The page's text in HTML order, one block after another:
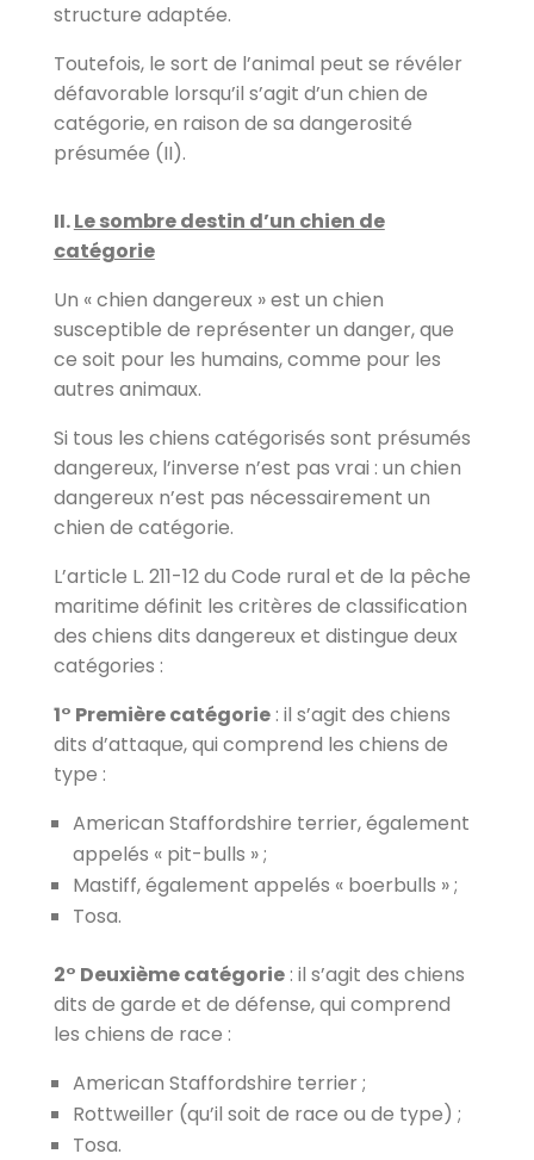
structure adaptée.
Toutefois, le sort de l’animal peut se révéler
défavorable lorsqu’il s’agit d’un chien de
catégorie, en raison de sa dangerosité
présumée (II).
II.Le sombre destin d’un chien de
catégorie
Un « chien dangereux » est un chien
susceptible de représenter un danger, que
ce soit pour les humains, comme pour les
autres animaux.
Si tous les chiens catégorisés sont présumés
dangereux, l’inverse n’est pas vrai : un chien
dangereux n’est pas nécessairement un
chien de catégorie.
L’article L. 211-12 du Code rural et de la pêche
maritime définit les critères de classification
des chiens dits dangereux et distingue deux
catégories :
1° Première catégorie: il s’agit des chiens
dits d’attaque, qui comprend les chiens de
type :
American Staffordshire terrier, également
appelés « pit-bulls » ;
Mastiff, également appelés « boerbulls » ;
Tosa.
2° Deuxième catégorie: il s’agit des chiens
dits de garde et de défense, qui comprend
les chiens de race :
American Staffordshire terrier ;
Rottweiller (qu’il soit de race ou de type) ;
Tosa.